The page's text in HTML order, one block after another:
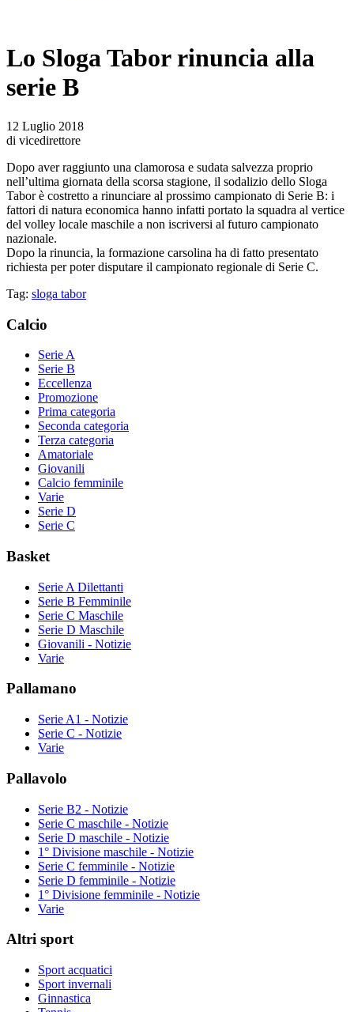
Lo Sloga Tabor rinuncia alla
serie B
12 Luglio 2018
di vicedirettore
Dopo aver raggiunto una clamorosa e sudata salvezza proprio
nell’ultima giornata della scorsa stagione, il sodalizio dello Sloga
Tabor è costretto a rinunciare al prossimo campionato di Serie B: i
fattori di natura economica hanno infatti portato la squadra al vertice
del volley locale maschile a non iscriversi al futuro campionato
nazionale.
Dopo la rinuncia, la formazione carsolina ha di fatto presentato
richiesta per poter disputare il campionato regionale di Serie C.
Tag: sloga tabor
Calcio
Serie A
Serie B
Eccellenza
Promozione
Prima categoria
Seconda categoria
Terza categoria
Amatoriale
Giovanili
Calcio femminile
Varie
Serie D
Serie C
Basket
Serie A Dilettanti
Serie B Femminile
Serie C Maschile
Serie D Maschile
Giovanili - Notizie
Varie
Pallamano
Serie A1 - Notizie
Serie C - Notizie
Varie
Pallavolo
Serie B2 - Notizie
Serie C maschile - Notizie
Serie D maschile - Notizie
1° Divisione maschile - Notizie
Serie C femminile - Notizie
Serie D femminile - Notizie
1° Divisione femminile - Notizie
Varie
Altri sport
Sport acquatici
Sport invernali
Ginnastica